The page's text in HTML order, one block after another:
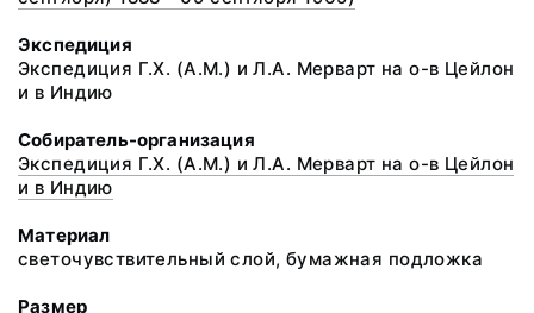
Экспедиция
Экспедиция Г.Х. (А.М.) и Л.А. Мерварт на о-в Цейлон
и в Индию
Собиратель-организация
Экспедиция Г.Х. (А.М.) и Л.А. Мерварт на о-в Цейлон
и в Индию
Материал
светочувствительный слой, бумажная подложка
Размер